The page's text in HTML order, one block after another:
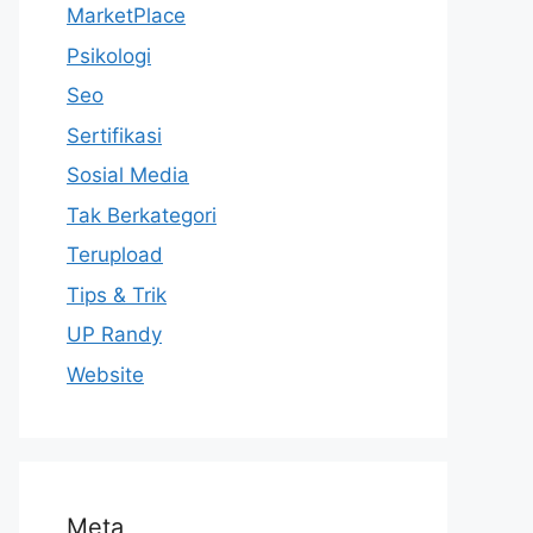
MarketPlace
Psikologi
Seo
Sertifikasi
Sosial Media
Tak Berkategori
Terupload
Tips & Trik
UP Randy
Website
Meta